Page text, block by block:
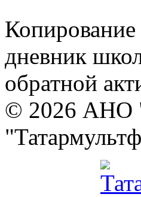
Копирование
дневник
обратной
© 2026